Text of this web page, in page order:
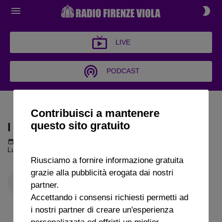
LIVE
PODCAST
I TEMPI SUPPLEMENTARI
I TEMPI SUPPLEMENTARI
Luigi Cagni a Radio FirenzeViola
Contribuisci a mantenere
questo sito gratuito
Riusciamo a fornire informazione gratuita
grazie alla pubblicità erogata dai nostri
partner.
Accettando i consensi richiesti permetti ad
i nostri partner di creare un'esperienza